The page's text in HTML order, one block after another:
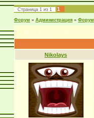
Страница 1 из 1 1
Форум » Администрация » Форум
Nikolays